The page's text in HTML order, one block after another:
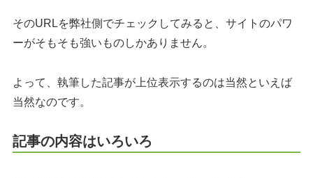
そのURLを弊社側でチェックしてみると、サイトのパワ
ーがそもそも強いものしかありません。
よって、執筆した記事が上位表示するのは当然といえば
当然なのです。
記事の内容はいろいろ